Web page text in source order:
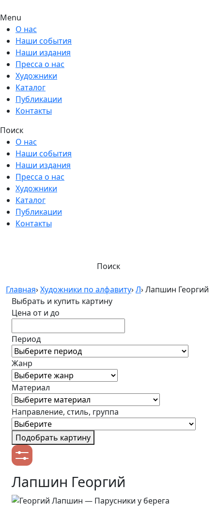
Menu
О нас
Наши события
Наши издания
Пресса о нас
Художники
Каталог
Публикации
Контакты
Поиск
О нас
Наши события
Наши издания
Пресса о нас
Художники
Каталог
Публикации
Контакты
Поиск
Главная›Художники по алфавиту›Л›Лапшин Георгий
Выбрать и купить картину
Цена от и до
Период
Жанр
Материал
Направление, стиль, группа
Подобрать картину
Лапшин Георгий